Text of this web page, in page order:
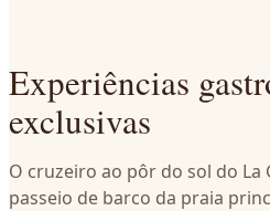
Experiências
exclusivas
O cruzeiro ao pôr do sol do La
passeio de barco da praia